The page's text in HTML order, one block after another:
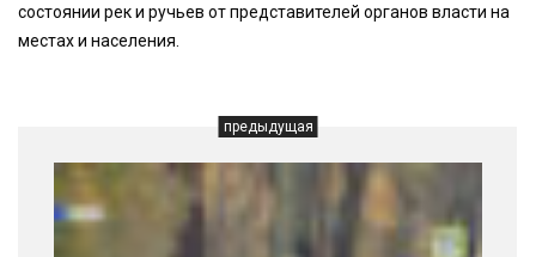
состоянии рек и ручьев от представителей органов власти на
местах и населения.
предыдущая